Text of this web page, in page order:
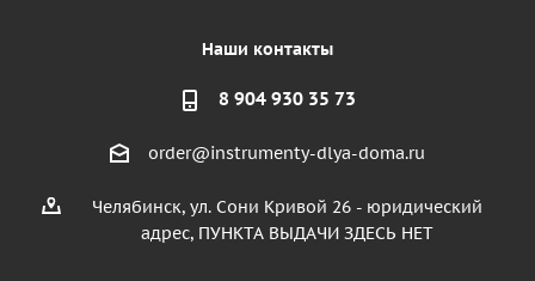
Наши контакты
8 904 930 35 73
order@instrumenty-dlya-doma.ru
Челябинск, ул. Сони Кривой 26 - юридический
адрес, ПУНКТА ВЫДАЧИ ЗДЕСЬ НЕТ